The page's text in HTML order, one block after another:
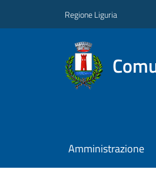
Regione Liguria
Amministrazione